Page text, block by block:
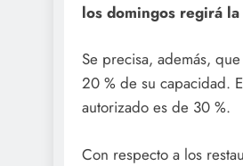
los domingos regirá
Se precisa, además,
20 % de su capacidad.
autorizado es de 30 %.
Con respecto a los